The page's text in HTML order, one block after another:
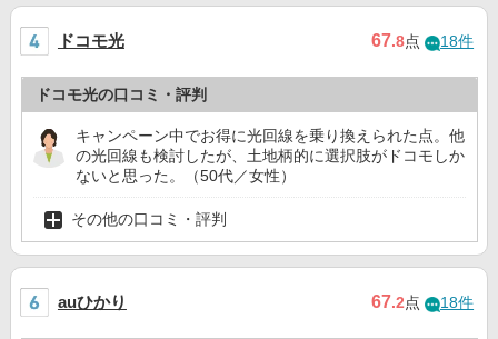
ドコモ光 67.8点 18件
ドコモ光の口コミ・評判
キャンペーン中でお得に光回線を乗り換えられた点。他
の光回線も検討したが、土地柄的に選択肢がドコモしか
ないと思った。（50代／女性）
その他の口コミ・評判
auひかり 67.2点 18件